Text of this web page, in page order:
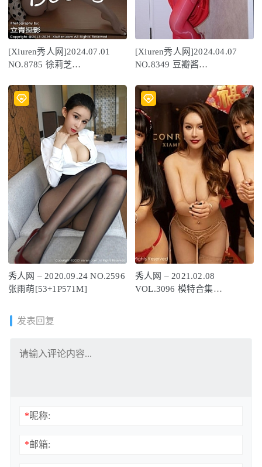
[Xiuren秀人网]2024.07.01
NO.8785 徐莉芝
[Xiuren秀人网]2024.04.07
NO.8349 豆瓣酱
秀人网 – 2020.09.24 NO.2596
张雨萌[53+1P571M]
秀人网 – 2021.02.08
VOL.3096 模特合集
发表回复
*昵称:
*邮箱: